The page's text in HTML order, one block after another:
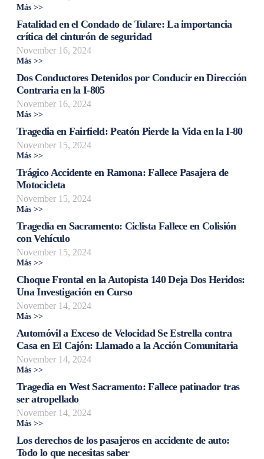
Más >>
Fatalidad en el Condado de Tulare: La importancia
crítica del cinturón de seguridad
November 16, 2024
Más >>
Dos Conductores Detenidos por Conducir en Dirección
Contraria en la I-805
November 16, 2024
Más >>
Tragedia en Fairfield: Peatón Pierde la Vida en la I-80
November 15, 2024
Más >>
Trágico Accidente en Ramona: Fallece Pasajera de
Motocicleta
November 15, 2024
Más >>
Tragedia en Sacramento: Ciclista Fallece en Colisión
con Vehículo
November 15, 2024
Más >>
Choque Frontal en la Autopista 140 Deja Dos Heridos:
Una Investigación en Curso
November 14, 2024
Más >>
Automóvil a Exceso de Velocidad Se Estrella contra
Casa en El Cajón: Llamado a la Acción Comunitaria
November 14, 2024
Más >>
Tragedia en West Sacramento: Fallece patinador tras
ser atropellado
November 14, 2024
Más >>
Los derechos de los pasajeros en accidente de auto:
Todo lo que necesitas saber